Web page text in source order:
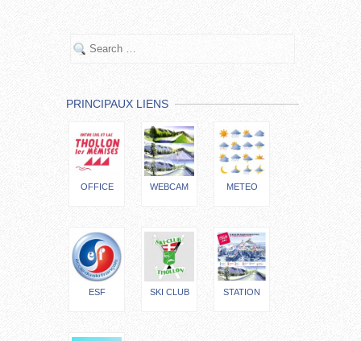
PRINCIPAUX LIENS
OFFICE WEBCAM METEO
ESF SKI CLUB STATION